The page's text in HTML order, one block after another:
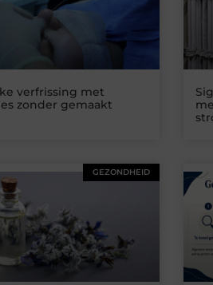
verfrissing met
zonder gemaakt
GEZONDHEID